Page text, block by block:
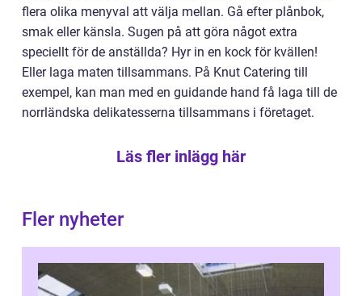
flera olika menyval att välja mellan. Gå efter plånbok,
smak eller känsla. Sugen på att göra något extra
speciellt för de anställda? Hyr in en kock för kvällen!
Eller laga maten tillsammans. På Knut Catering till
exempel, kan man med en guidande hand få laga till de
norrländska delikatesserna tillsammans i företaget.
Läs fler inlägg här
Fler nyheter